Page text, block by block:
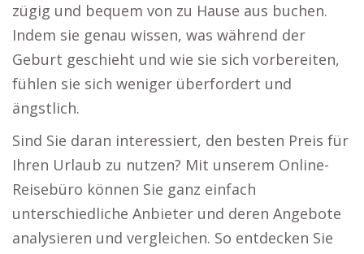
zügig und bequem von zu Hause aus buchen.
Indem sie genau wissen, was während der
Geburt geschieht und wie sie sich vorbereiten,
fühlen sie sich weniger überfordert und
ängstlich.
Sind Sie daran interessiert, den besten Preis für
Ihren Urlaub zu nutzen? Mit unserem Online-
Reisebüro können Sie ganz einfach
unterschiedliche Anbieter und deren Angebote
analysieren und vergleichen. So entdecken Sie